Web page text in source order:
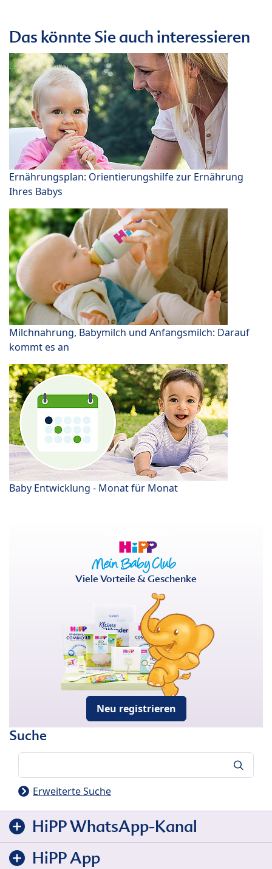
Das könnte Sie auch interessieren
Ernährungsplan: Orientierungshilfe zur Ernährung
Ihres Babys
Milchnahrung, Babymilch und Anfangsmilch: Darauf
kommt es an
Baby Entwicklung - Monat für Monat
Viele Vorteile & Geschenke
Neu registrieren
Suche
Erweiterte Suche
HiPP WhatsApp-Kanal
HiPP App